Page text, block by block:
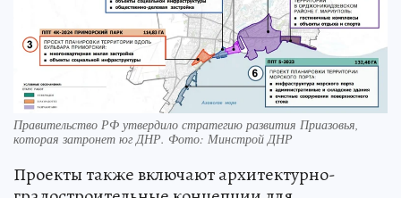
Правительство РФ утвердило стратегию развития Приазовья,
которая затронет юг ДНР. Фото: Минстрой ДНР
Проекты также включают архитектурно-